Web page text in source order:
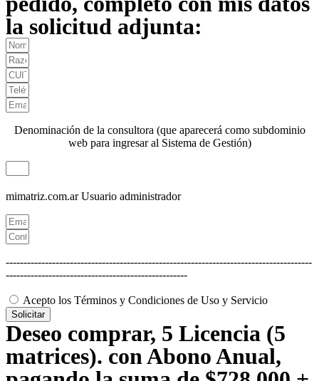
la solicitud adjunta:
Denominación de la consultora (que aparecerá como subdominio
web para ingresar al Sistema de Gestión)
mimatriz.com.ar Usuario administrador
--------------------------------------------------------------------------------------
---------------------------------------------------
Acepto los Términos y Condiciones de Uso y Servicio
Solicitar
Deseo comprar, 5 Licencia (5
matrices). con Abono Anual,